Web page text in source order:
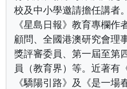
校及中小學邀請擔任講者
《星島日報》教育專欄作
顧問、全國港澳研究會理
獎評審委員、第一屆至第
員（教育界）等。近著有
《驕陽引路》及《是一場